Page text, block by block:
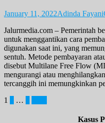
January 11, 2022Adinda Fayani
Jalurmedia.com – Pemerintah
untuk menggantikan cara
digunakan saat ini, yang
sentuh. Metode pembayaran
disebut Multilane Free Flow
mengurangi atau
tercanggih ini memungkinkan
Posts
1 …
Kasus